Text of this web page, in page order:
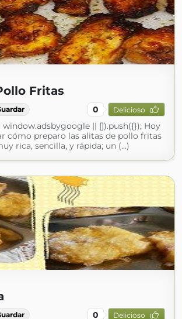
Fritas
0 Delicioso
|| []).push({}); Hoy
cómo preparo las alitas de pollo fritas
rica, sencilla, y rápida; un (...)
0 Delicioso